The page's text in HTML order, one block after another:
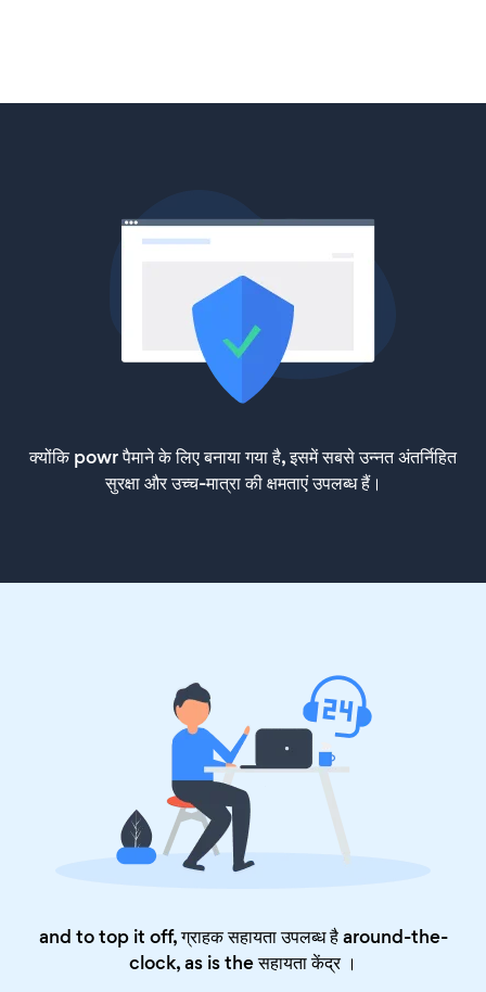
क्योंकि powr पैमाने के लिए बनाया गया है, इसमें सबसे उन्नत अंतर्निहित
सुरक्षा और उच्च-मात्रा की क्षमताएं उपलब्ध हैं।
and to top it off, ग्राहक सहायता उपलब्ध है around-the-
clock, as is theसहायता केंद्र।